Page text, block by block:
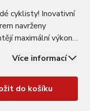
cyklisty! Inovativní
navrženy
maximální výkon
zipu a pro
Více informací
do košíku